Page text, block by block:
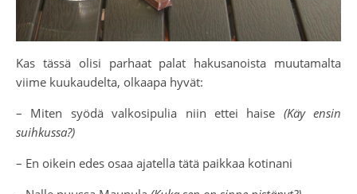
Kas tässä olisi parhaat palat hakusanoista muutamalta
viime kuukaudelta, olkaapa hyvät:
– Miten syödä valkosipulia niin ettei haise (Käy ensin
suihkussa?)
– En oikein edes osaa ajatella tätä paikkaa kotinani